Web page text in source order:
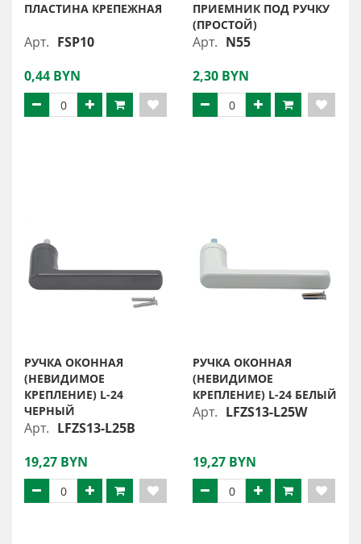
ПЛАСТИНА КРЕПЕЖНАЯ
Арт. FSP10
0,44 BYN
ПРИЕМНИК ПОД РУЧКУ
(ПРОСТОЙ)
Арт. N55
2,30 BYN
РУЧКА ОКОННАЯ
(НЕВИДИМОЕ
КРЕПЛЕНИЕ) L-24
ЧЕРНЫЙ
Арт. LFZS13-L25B
19,27 BYN
РУЧКА ОКОННАЯ
(НЕВИДИМОЕ
КРЕПЛЕНИЕ) L-24 БЕЛЫЙ
Арт. LFZS13-L25W
19,27 BYN